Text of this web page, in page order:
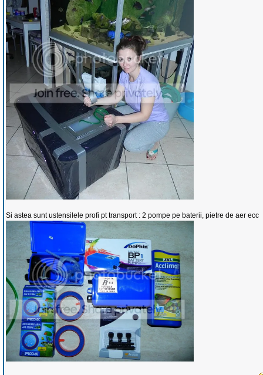
Si astea sunt ustensilele profi pt transport : 2 pompe pe baterii, pietre de aer ecc